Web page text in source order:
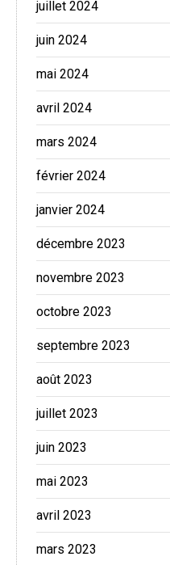
juillet 2024
juin 2024
mai 2024
avril 2024
mars 2024
février 2024
janvier 2024
décembre 2023
novembre 2023
octobre 2023
septembre 2023
août 2023
juillet 2023
juin 2023
mai 2023
avril 2023
mars 2023